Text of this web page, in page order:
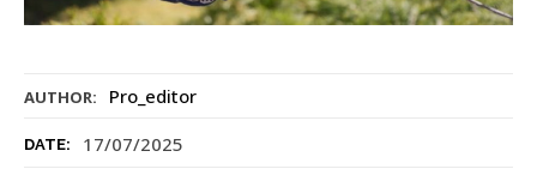
AUTHOR: Pro_editor
DATE: 17/07/2025